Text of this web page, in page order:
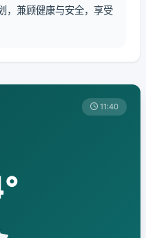
，兼顾健康与安全，享受
11:40